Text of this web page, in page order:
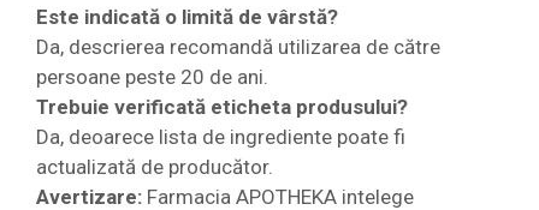
Este indicată o limită de vârstă?
Da, descrierea recomandă utilizarea de către
persoane peste 20 de ani.
Trebuie verificată eticheta produsului?
Da, deoarece lista de ingrediente poate fi
actualizată de producător.
Avertizare: Farmacia APOTHEKA intelege